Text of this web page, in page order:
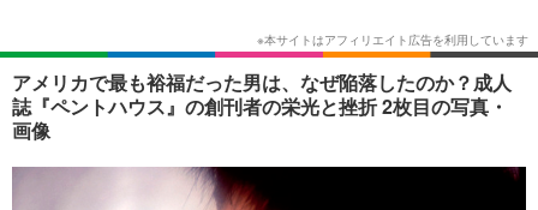
ショッピング その他
アメリカで最も裕福だった男は、なぜ陥落したのか？成人
誌『ペントハウス』の創刊者の栄光と挫折 2枚目の写真・
画像